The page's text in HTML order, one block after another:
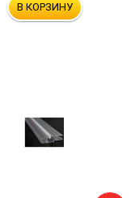
В КОРЗИНУ